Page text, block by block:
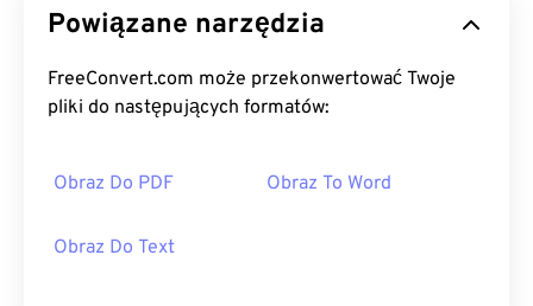
Powiązane narzędzia
FreeConvert.com może przekonwertować Twoje
pliki do następujących formatów:
Obraz Do PDF Obraz To Word
Obraz Do Text